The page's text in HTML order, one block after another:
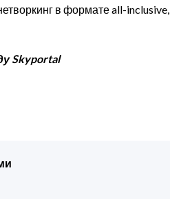
в формате all-inclusive,
Skyportal